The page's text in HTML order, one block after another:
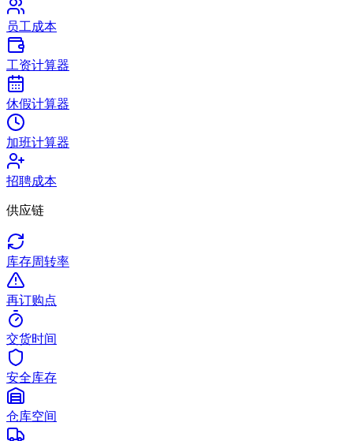
员工成本
工资计算器
休假计算器
加班计算器
招聘成本
供应链
库存周转率
再订购点
交货时间
安全库存
仓库空间